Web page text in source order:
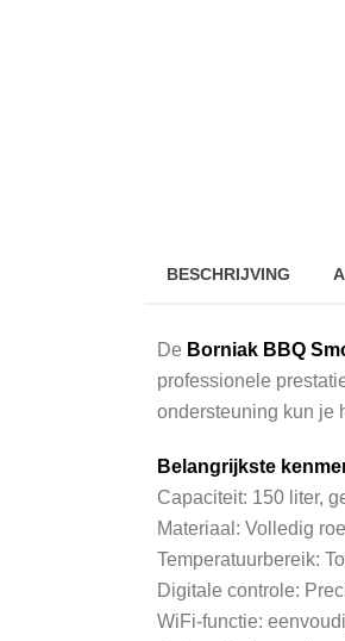
BESCHRIJVING
De Borniak BBQ
professionele
ondersteuning kun je
Belangrijkste
Capaciteit: 150 liter,
Materiaal: Volledig
Temperatuurbereik:
Digitale controle:
WiFi-functie: